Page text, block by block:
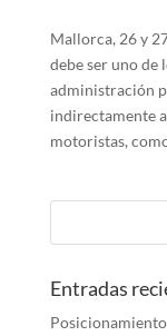
Mallorca, 26 y
debe ser uno de
administración
indirectamente
motoristas,
Entradas